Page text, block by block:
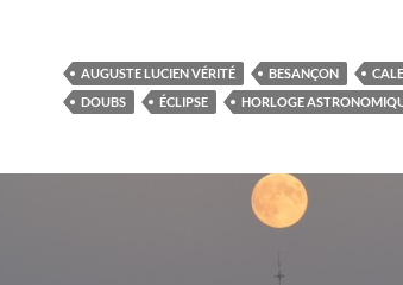
AUGUSTE LUCIEN VÉRITÉ BESANÇON
DOUBS
ÉCLIPSE HORLOGE